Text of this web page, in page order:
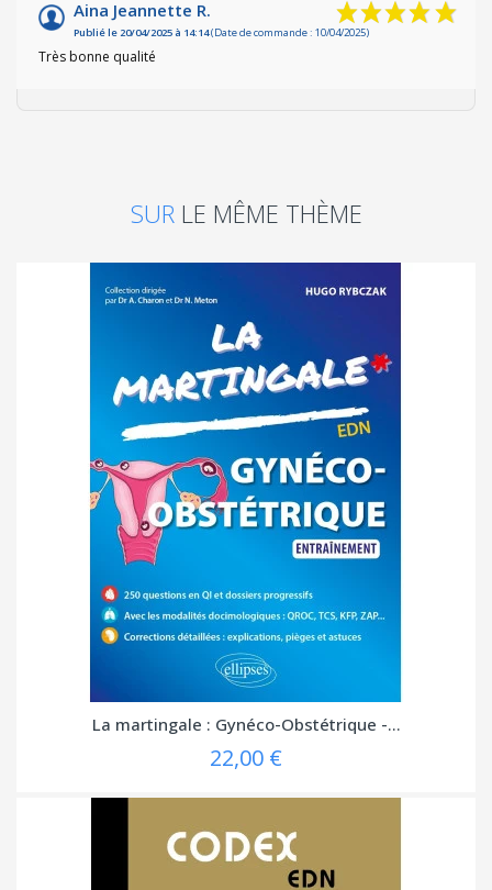
Aina Jeannette R.
Publié le 20/04/2025 à 14:14(Date de commande : 10/04/2025)
Très bonne qualité
SUR LE MÊME THÈME
La martingale : Gynéco-Obstétrique -...
22,00 €